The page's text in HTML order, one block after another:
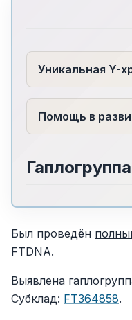
Уникальная Y-
Помощь в
Был проведён
FTDNA.
Выявлена
Cубклад: FT364858.